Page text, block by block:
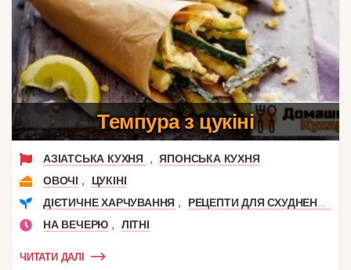
Темпура з цукіні
АЗІАТСЬКА КУХНЯ , ЯПОНСЬКА КУХНЯ
ОВОЧІ ,
ЦУКІНІ
ДІЄТИЧНЕ ХАРЧУВАННЯ ,
РЕЦЕПТИ ДЛЯ СХУДНЕННЯ
НА ВЕЧЕРЮ , ЛІТНІ
ЧИТАТИ ДАЛІ